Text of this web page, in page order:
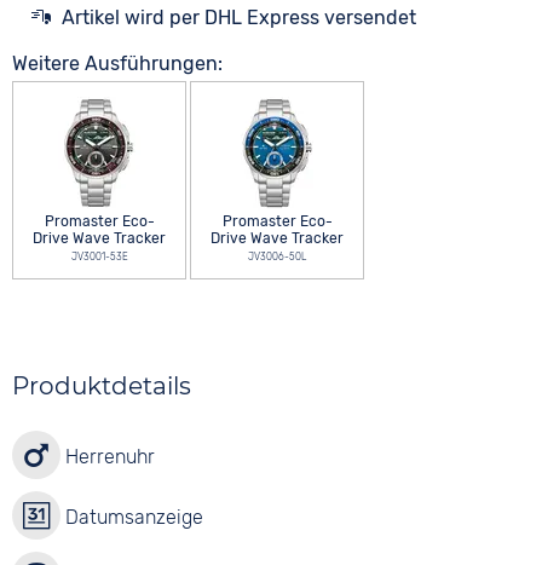
Artikel wird per DHL Express versendet
Weitere Ausführungen:
Promaster Eco-
Drive Wave Tracker
JV3001-53E
Promaster Eco-
Drive Wave Tracker
JV3006-50L
Produktdetails
Herrenuhr
Datumsanzeige